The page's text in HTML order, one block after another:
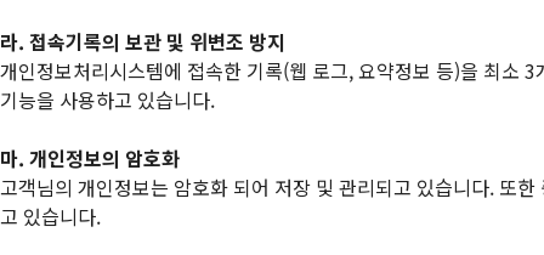
라. 접속기록의 보관 및 위변조 방지
개인정보처리시스템에 접속한 기록(웹 로그, 요약정보 등)을 최소
기능을 사용하고 있습니다.
마. 개인정보의 암호화
고객님의 개인정보는 암호화 되어 저장 및 관리되고 있습니다. 또
고 있습니다.